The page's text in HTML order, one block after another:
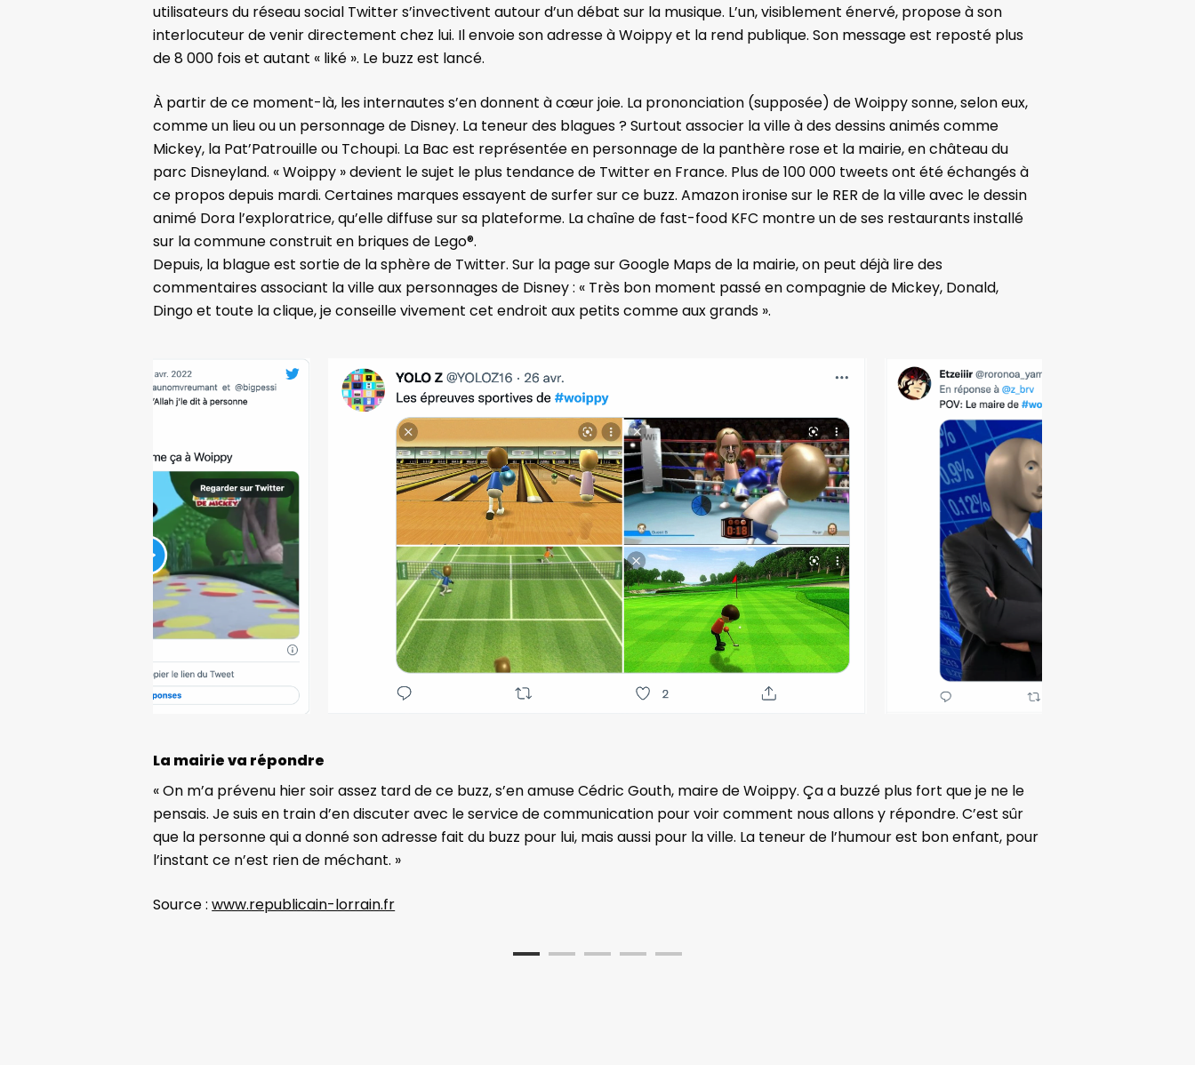
utilisateurs du réseau social Twitter s’invectivent autour d’un débat sur la musique. L’un, visiblement énervé, propose à son
interlocuteur de venir directement chez lui. Il envoie son adresse à Woippy et la rend publique. Son message est reposté plus
de 8 000 fois et autant « liké ». Le buzz est lancé.
À partir de ce moment-là, les internautes s’en donnent à cœur joie. La prononciation (supposée) de Woippy sonne, selon eux,
comme un lieu ou un personnage de Disney. La teneur des blagues ? Surtout associer la ville à des dessins animés comme
Mickey, la Pat’Patrouille ou Tchoupi. La Bac est représentée en personnage de la panthère rose et la mairie, en château du
parc Disneyland. « Woippy » devient le sujet le plus tendance de Twitter en France. Plus de 100 000 tweets ont été échangés à
ce propos depuis mardi. Certaines marques essayent de surfer sur ce buzz. Amazon ironise sur le RER de la ville avec le dessin
animé Dora l’exploratrice, qu’elle diffuse sur sa plateforme. La chaîne de fast-food KFC montre un de ses restaurants installé
sur la commune construit en briques de Lego®.
Depuis, la blague est sortie de la sphère de Twitter. Sur la page sur Google Maps de la mairie, on peut déjà lire des
commentaires associant la ville aux personnages de Disney : « Très bon moment passé en compagnie de Mickey, Donald,
Dingo et toute la clique, je conseille vivement cet endroit aux petits comme aux grands ».
Slide
of
5
La mairie va répondre
« On m’a prévenu hier soir assez tard de ce buzz, s’en amuse Cédric Gouth, maire de Woippy. Ça a buzzé plus fort que je ne le
pensais. Je suis en train d’en discuter avec le service de communication pour voir comment nous allons y répondre. C’est sûr
que la personne qui a donné son adresse fait du buzz pour lui, mais aussi pour la ville. La teneur de l’humour est bon enfant, pour
l’instant ce n’est rien de méchant. »
Source :www.republicain-lorrain.fr